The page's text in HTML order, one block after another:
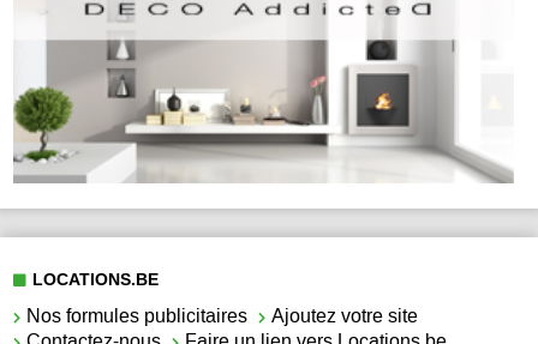
LOCATIONS.BE
Nos formules publicitaires
Ajoutez votre site